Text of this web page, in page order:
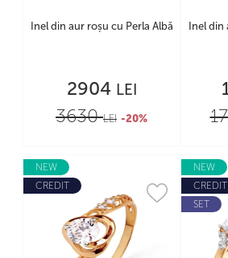
Inel din aur roșu cu Perla Albă
2904 LEI
3630LEI -20%
Inel din
NEW
CREDIT
NEW
CREDIT
SET